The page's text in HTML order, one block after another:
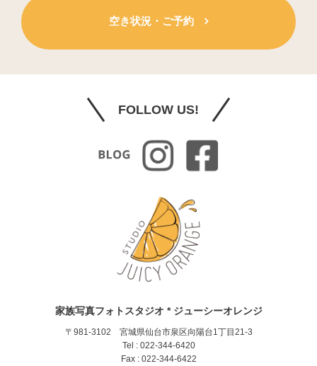
空き状況・ご予約
FOLLOW US!
家族写真フォトスタジオ * ジューシーオレンジ
〒981-3102 宮城県仙台市泉区向陽台1丁目21-3
Tel : 022-344-6420
Fax : 022-344-6422